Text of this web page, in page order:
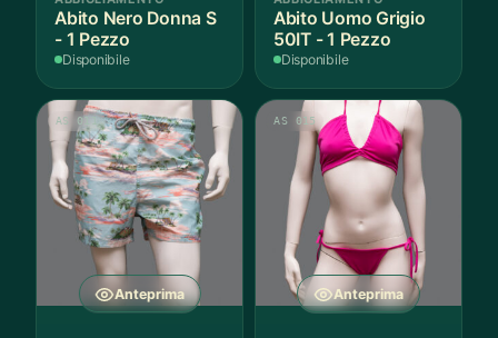
Abito Nero Donna S
- 1 Pezzo
Disponibile
Abito Uomo Grigio
50IT - 1 Pezzo
Disponibile
Anteprima
AS 011
Anteprima
AS 015